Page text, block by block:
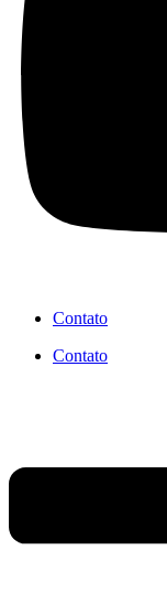
Contato
Contato